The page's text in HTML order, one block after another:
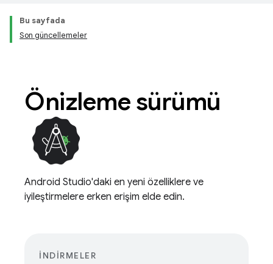
Bu sayfada
Son güncellemeler
Önizleme sürümü
Android Studio'daki en yeni özelliklere ve
iyileştirmelere erken erişim elde edin.
İNDIRMELER